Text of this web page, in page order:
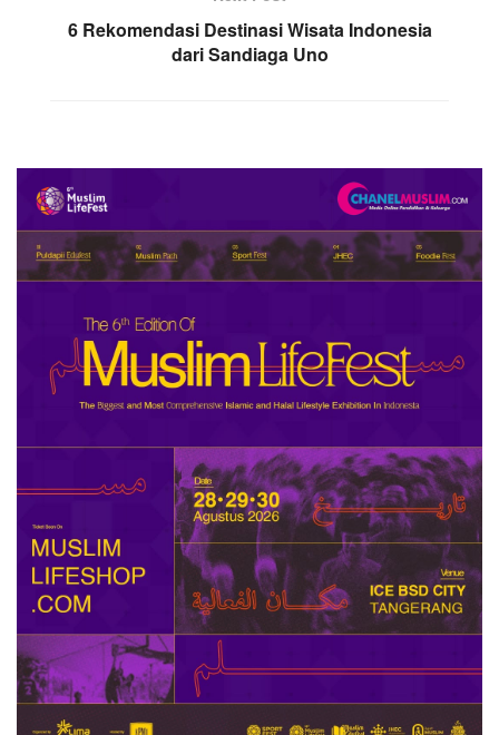
6 Rekomendasi Destinasi Wisata Indonesia
dari Sandiaga Uno